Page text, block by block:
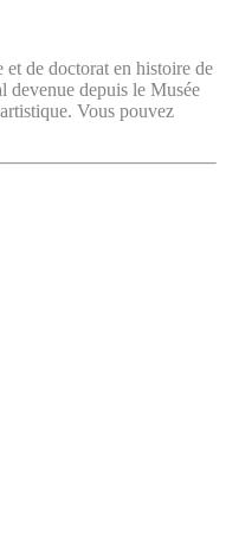
et de doctorat en histoire de
devenue depuis le Musée
Vous pouvez